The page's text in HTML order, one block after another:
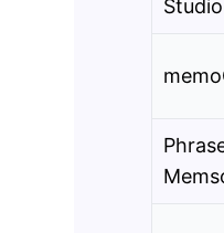
Studio